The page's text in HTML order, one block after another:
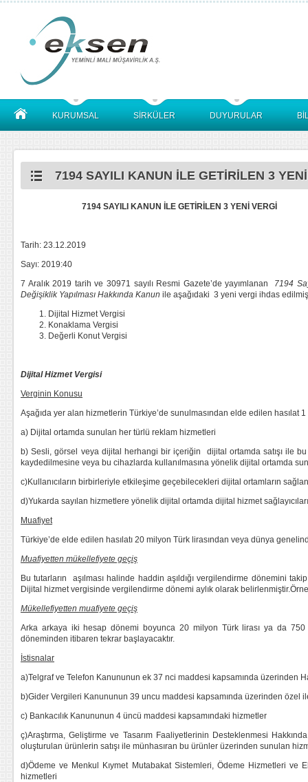
KURUMSAL SİRKÜLER DUYURULAR
7194 SAYILI KANUN İLE GETİRİLEN 3
7194 SAYILI KANUN İLE GETİRİLEN 3 YENİ VERGİ
Tarih: 23.12.2019
Sayı: 2019:40
7 Aralık 2019 tarih ve 30971 sayılı Resmi Gazete’de yayımlanan 7194
Değişiklik Yapılması Hakkında Kanun ile aşağıdaki 3 yeni vergi ihdas
Dijital Hizmet Vergisi
Konaklama Vergisi
Değerli Konut Vergisi
Dijital Hizmet Vergisi
Verginin Konusu
Aşağıda yer alan hizmetlerin Türkiye’de sunulmasından elde edilen
a) Dijital ortamda sunulan her türlü reklam hizmetleri
b) Sesli, görsel veya dijital herhangi bir içeriğin dijital ortamda satışı ile
kaydedilmesine veya bu cihazlarda kullanılmasına yönelik dijital ortamda
c)Kullanıcıların birbirleriyle etkileşime geçebilecekleri dijital ortamların
d)Yukarda sayılan hizmetlere yönelik dijital ortamda dijital hizmet
Muafiyet
Türkiye’de elde edilen hasılatı 20 milyon Türk lirasından veya dünya
Muafiyetten mükellefiyete geçiş
Bu tutarların aşılması halinde haddin aşıldığı vergilendirme dönemini
Dijital hizmet vergisinde vergilendirme dönemi aylık olarak
Mükellefiyetten muafiyete geçiş
Arka arkaya iki hesap dönemi boyunca 20 milyon Türk lirası ya da
döneminden itibaren tekrar başlayacaktır.
İstisnalar
a)Telgraf ve Telefon Kanununun ek 37 nci maddesi kapsamında üzerinden
b)Gider Vergileri Kanununun 39 uncu maddesi kapsamında üzerinden özel
c) Bankacılık Kanununun 4 üncü maddesi kapsamındaki hizmetler
ç)Araştırma, Geliştirme ve Tasarım Faaliyetlerinin Desteklenmesi
oluşturulan ürünlerin satışı ile münhasıran bu ürünler üzerinden sunulan
d)Ödeme ve Menkul Kıymet Mutabakat Sistemleri, Ödeme Hizmetleri ve
hizmetleri